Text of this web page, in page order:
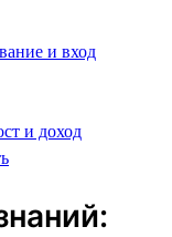
и вход
и доход